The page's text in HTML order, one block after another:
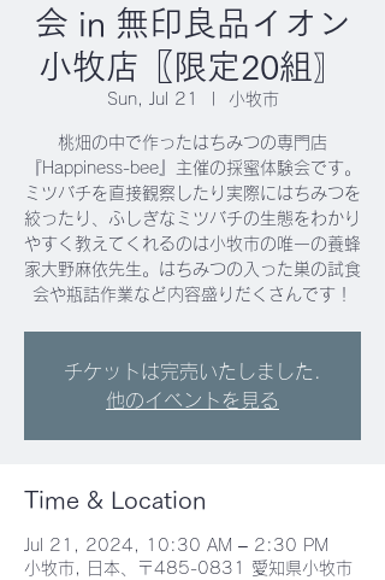
会 in 無印良品イオン
小牧店〖限定20組〗
Sun, Jul 21 小牧市
桃畑の中で作ったはちみつの専門店
『Happiness-bee』主催の採蜜体験会です。
ミツバチを直接観察したり実際にはちみつを
絞ったり、ふしぎなミツバチの生態をわかり
やすく教えてくれるのは小牧市の唯一の養蜂
家大野麻依先生。はちみつの入った巣の試食
会や瓶詰作業など内容盛りだくさんです！
チケットは完売いたしました.
他のイベントを見る
Time & Location
Jul 21, 2024, 10:30 AM – 2:30 PM
小牧市, 日本、〒485-0831 愛知県小牧市